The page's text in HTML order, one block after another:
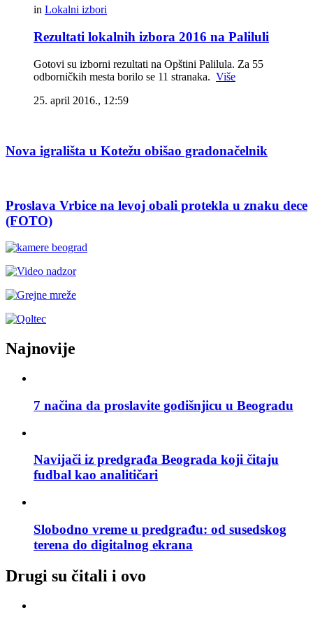
in Lokalni izbori
Rezultati lokalnih izbora 2016 na Paliluli
Gotovi su izborni rezultati na Opštini Palilula. Za 55
odborničkih mesta borilo se 11 stranaka. Više
25. april 2016., 12:59
Nova igrališta u Kotežu obišao gradonačelnik
Proslava Vrbice na levoj obali protekla u znaku dece
(FOTO)
Najnovije
7 načina da proslavite godišnjicu u Beogradu
Navijači iz predgrađa Beograda koji čitaju
fudbal kao analitičari
Slobodno vreme u predgrađu: od susedskog
terena do digitalnog ekrana
Drugi su čitali i ovo